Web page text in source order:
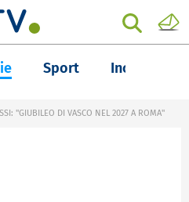
Sport Inchieste
"GIUBILEO DI VASCO NEL 2027 A ROMA"